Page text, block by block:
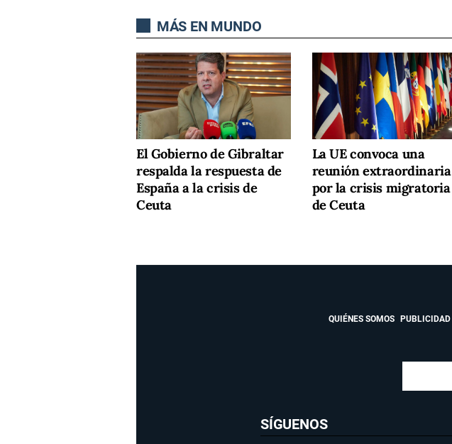
MÁS EN MUNDO
El Gobierno de Gibraltar
respalda la respuesta de
España a la crisis de
Ceuta
La UE convoca una
reunión extraordinaria
por la crisis migratoria
de Ceuta
QUIÉNES SOMOS PUBLICIDAD
SÍGUENOS